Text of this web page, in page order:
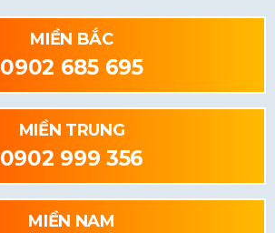
MIỀN BẮC
0902 685 695
MIỀN TRUNG
0902 999 356
MIỀN NAM